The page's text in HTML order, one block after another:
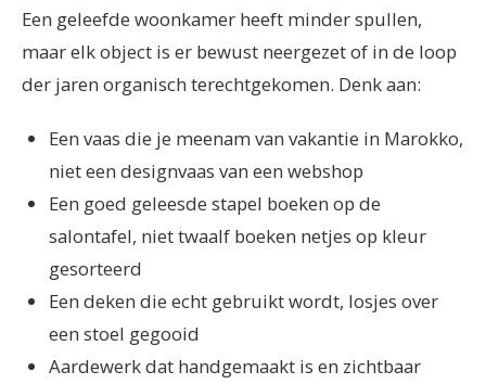
Een geleefde woonkamer heeft minder spullen,
maar elk object is er bewust neergezet of in de loop
der jaren organisch terechtgekomen. Denk aan:
Een vaas die je meenam van vakantie in Marokko,
niet een designvaas van een webshop
Een goed geleesde stapel boeken op de
salontafel, niet twaalf boeken netjes op kleur
gesorteerd
Een deken die echt gebruikt wordt, losjes over
een stoel gegooid
Aardewerk dat handgemaakt is en zichtbaar